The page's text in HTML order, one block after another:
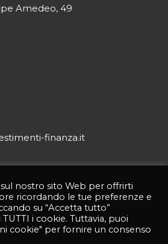
Amedeo, 49
finanza.it
| Tutti i diritti riservati | P.IVA
|Credits: Asernet
nostro sito Web per offrirti
ricordando le tue preferenze e
su “Accetta tutto”
i cookie. Tuttavia, puoi
cookie" per fornire un consenso